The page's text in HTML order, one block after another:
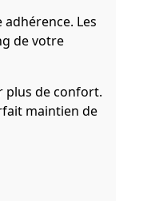
Les
de votre
plus de confort.
maintien de